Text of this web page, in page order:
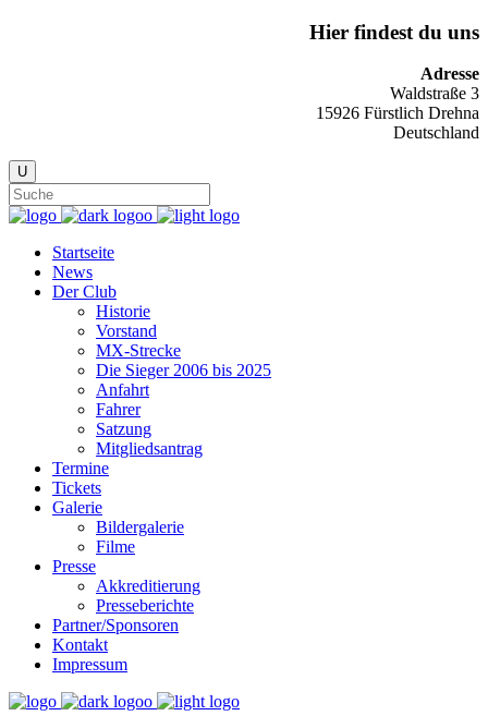
Hier findest du uns
Adresse
Waldstraße 3
15926 Fürstlich Drehna
Deutschland
Startseite
News
Der Club
Historie
Vorstand
MX-Strecke
Die Sieger 2006 bis 2025
Anfahrt
Fahrer
Satzung
Mitgliedsantrag
Termine
Tickets
Galerie
Bildergalerie
Filme
Presse
Akkreditierung
Presseberichte
Partner/Sponsoren
Kontakt
Impressum